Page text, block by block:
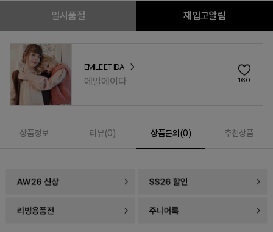
일시품절 재입고알림
EMILE ET IDA
에밀에이다 160
상품정보 리뷰(0) 상품문의(0) 추천상품